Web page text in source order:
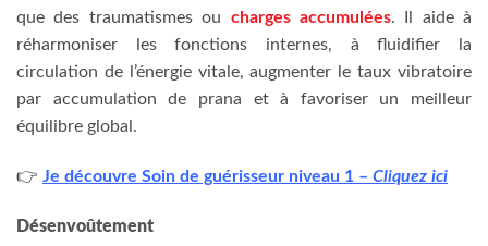
que des traumatismes ou charges accumulées. Il aide à
réharmoniser les fonctions internes, à fluidifier la
circulation de l’énergie vitale, augmenter le taux vibratoire
par accumulation de prana et à favoriser un meilleur
équilibre global.
👉 Je découvre Soin de guérisseur niveau 1 – Cliquez ici
Désenvoûtement